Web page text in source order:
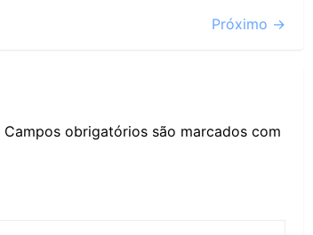
Próximo →
Campos obrigatórios são marcados com